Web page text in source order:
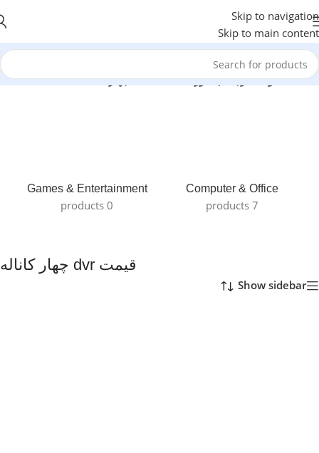
Skip to navigation
Skip to main content
خانه/محصولات برچسب خورده “قیمت dvr چهار کاناله”
Computer & Office
7 products
Games & Entertainment
0 products
قیمت dvr چهار کاناله
Show sidebar